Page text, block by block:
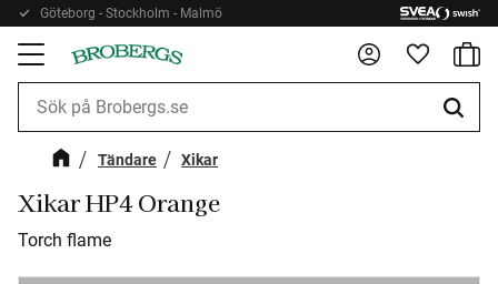
Meny
Göteborg - Stockholm - Malmö
Tändare Xikar
Xikar HP4 Orange
Torch flame